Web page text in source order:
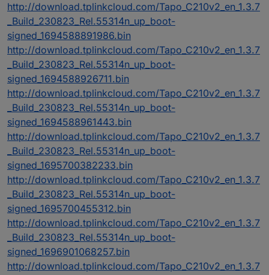
http://download.tplinkcloud.com/Tapo_C210v2_en_1.3.7
_Build_230823_Rel.55314n_up_boot-
signed_1694588891986.bin
http://download.tplinkcloud.com/Tapo_C210v2_en_1.3.7
_Build_230823_Rel.55314n_up_boot-
signed_1694588926711.bin
http://download.tplinkcloud.com/Tapo_C210v2_en_1.3.7
_Build_230823_Rel.55314n_up_boot-
signed_1694588961443.bin
http://download.tplinkcloud.com/Tapo_C210v2_en_1.3.7
_Build_230823_Rel.55314n_up_boot-
signed_1695700382233.bin
http://download.tplinkcloud.com/Tapo_C210v2_en_1.3.7
_Build_230823_Rel.55314n_up_boot-
signed_1695700455312.bin
http://download.tplinkcloud.com/Tapo_C210v2_en_1.3.7
_Build_230823_Rel.55314n_up_boot-
signed_1696901068257.bin
http://download.tplinkcloud.com/Tapo_C210v2_en_1.3.7